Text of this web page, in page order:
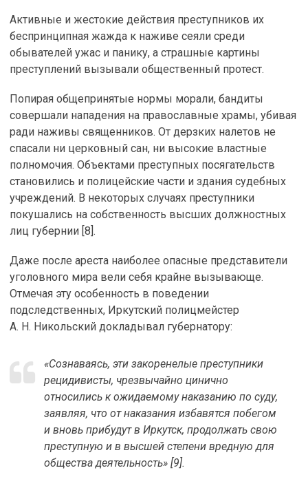
Активные и жестокие действия преступников их
беспринципная жажда к наживе сеяли среди
обывателей ужас и панику, а страшные картины
преступлений вызывали общественный протест.
Попирая общепринятые нормы морали, бандиты
совершали нападения на православные храмы, убивая
ради наживы священников. От дерзких налетов не
спасали ни церковный сан, ни высокие властные
полномочия. Объектами преступных посягательств
становились и полицейские части и здания судебных
учреждений. В некоторых случаях преступники
покушались на собственность высших должностных
лиц губернии [8].
Даже после ареста наиболее опасные представители
уголовного мира вели себя крайне вызывающе.
Отмечая эту особенность в поведении
подследственных, Иркутский полицмейстер
А. Н. Никольский докладывал губернатору:
«Сознаваясь, эти закоренелые преступники
рецидивисты, чрезвычайно цинично
относились к ожидаемому наказанию по суду,
заявляя, что от наказания избавятся побегом
и вновь прибудут в Иркутск, продолжать свою
преступную и в высшей степени вредную для
общества деятельность» [9].